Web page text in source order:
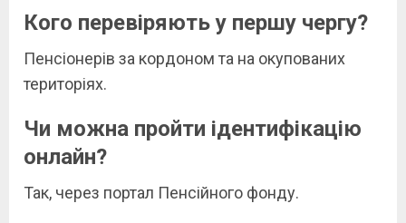
Кого перевіряють у першу чергу?
Пенсіонерів за кордоном та на окупованих
територіях.
Чи можна пройти ідентифікацію
онлайн?
Так, через портал Пенсійного фонду.